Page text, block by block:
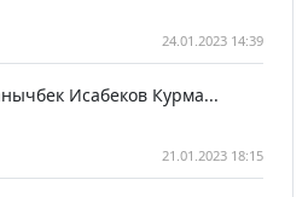
24.01.2023 14:39
Исабеков Курма...
21.01.2023 18:15